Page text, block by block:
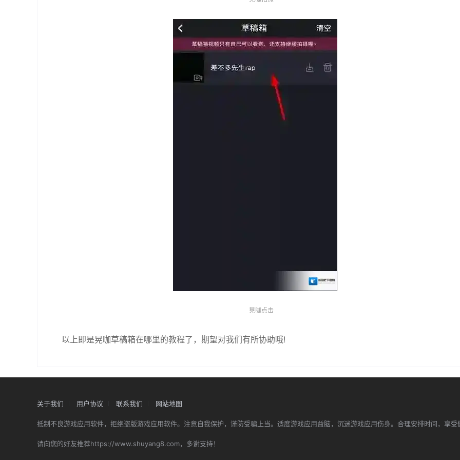
晃咖点击
以上即是晃咖草稿箱在哪里的教程了，期望对我们有所协助哦!
关于我们 用户协议 联系我们 网站地图
抵制不良游戏应用软件，拒绝盗版游戏应用软件。注意自我保护，谨防受骗上当。适度游戏应用益脑，沉迷游戏应用伤身。合理安排时间，享受
请向您的好友推荐https://www.shuyang8.com，多谢支持！